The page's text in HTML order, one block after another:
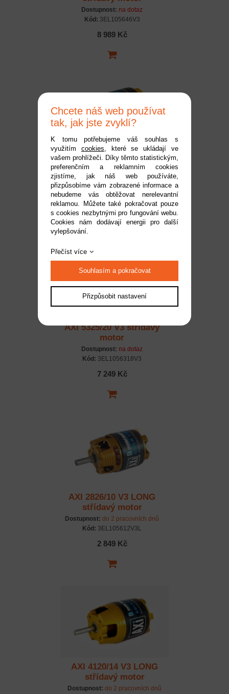
Dostupnost: na dotaz
Kód: 3EL105646V3
8 989 Kč
AXI 5345/18HD V3
střídavý motor
Dostupnost:
do 2 pracovních dnů
Kód:3EL105642V3
9 590 Kč
AXI 5325/20 V3 střídavý
motor
Dostupnost: na dotaz
Kód: 3EL1056318V3
7 249 Kč
AXI 2826/10 V3 LONG
střídavý motor
Dostupnost: do 2 pracovních dnů
Kód: 3EL105612V3L
2 849 Kč
AXI 4120/14 V3 LONG
střídavý motor
Dostupnost: do 2 pracovních dnů
Chcete náš web používat
tak, jak jste zvyklí?
K tomu potřebujeme váš souhlas s
využitím cookies, které se ukládají ve
vašem prohlížeči. Díky těmto statistickým,
preferenčním a reklamním cookies
zjistíme, jak náš web používáte,
přizpůsobíme vám zobrazené informace a
nebudeme vás obtěžovat nerelevantní
reklamou. Můžete také pokračovat pouze
s cookies nezbytnými pro fungování webu.
Cookies nám dodávají energii pro další
vylepšování.
Přečíst více
Souhlasím a pokračovat
Přizpůsobit nastavení